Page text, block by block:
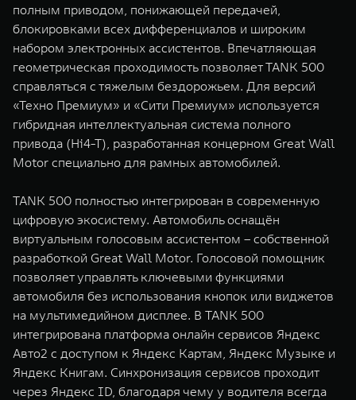
полным приводом, понижающей передачей,
блокировками всех дифференциалов и широким
набором электронных ассистентов. Впечатляющая
геометрическая проходимость позволяет TANK 500
справляться с тяжелым бездорожьем. Для версий
«Техно Премиум» и «Сити Премиум» используется
гибридная интеллектуальная система полного
привода (Hi4-T), разработанная концерном Great Wall
Motor специально для рамных автомобилей.
TANK 500 полностью интегрирован в современную
цифровую экосистему. Автомобиль оснащён
виртуальным голосовым ассистентом – собственной
разработкой Great Wall Motor. Голосовой помощник
позволяет управлять ключевыми функциями
автомобиля без использования кнопок или виджетов
на мультимедийном дисплее. В TANK 500
интегрирована платформа онлайн сервисов Яндекс
Авто2 с доступом к Яндекс Картам, Яндекс Музыке и
Яндекс Книгам. Синхронизация сервисов проходит
через Яндекс ID, благодаря чему у водителя всегда